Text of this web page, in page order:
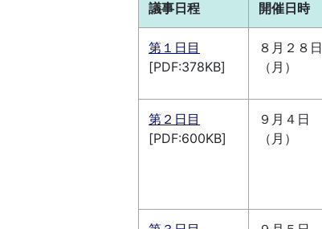
議事日程 開催日時
第１日目
[PDF:378KB]
８月２８日
（月）
第２日 目
[PDF:600KB]
９月４日
（月）